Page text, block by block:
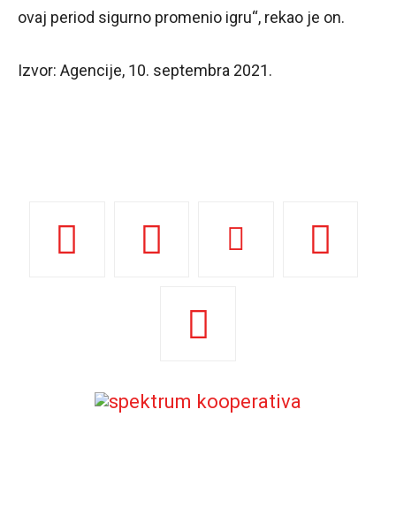
ovaj period sigurno promenio igru“, rekao je on.
Izvor: Agencije, 10. septembra 2021.